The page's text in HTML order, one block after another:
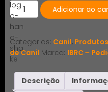
Placa
decorativa
quantidade
Adicionar ao
Categorias: Canil, Produtos
de Canil Marca: IBRC –
Descrição